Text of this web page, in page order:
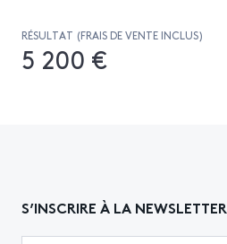
RÉSULTAT (FRAIS DE VENTE INCLUS)
5 200 €
S’INSCRIRE À LA NEWSLETTER